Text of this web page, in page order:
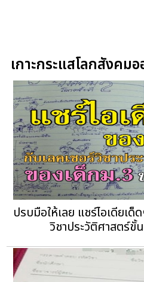
เกาะกระแสโลกสังคม
ปรบมือให้เลย แชร์ไอเดียเด็
วิชาประวัติศาสตร์ขั้